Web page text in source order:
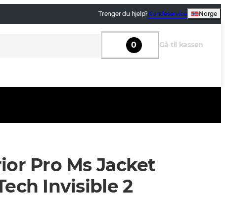
Trenger du hjelp?Kundeservice Norge
0 Gå til kassen
Pro Ms Jacket
Invisible 2